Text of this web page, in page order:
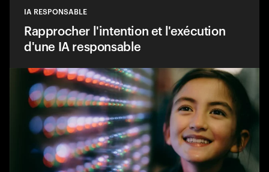
IA RESPONSABLE
Rapprocher l'intention et l'exécution
d'une IA responsable